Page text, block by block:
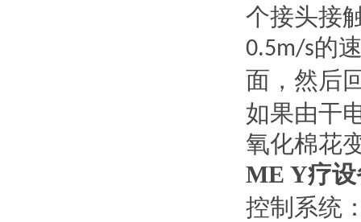
个接头接
0.5m/s的
面，然后
如果由干
氧化棉花
ME Y疗
控制系统